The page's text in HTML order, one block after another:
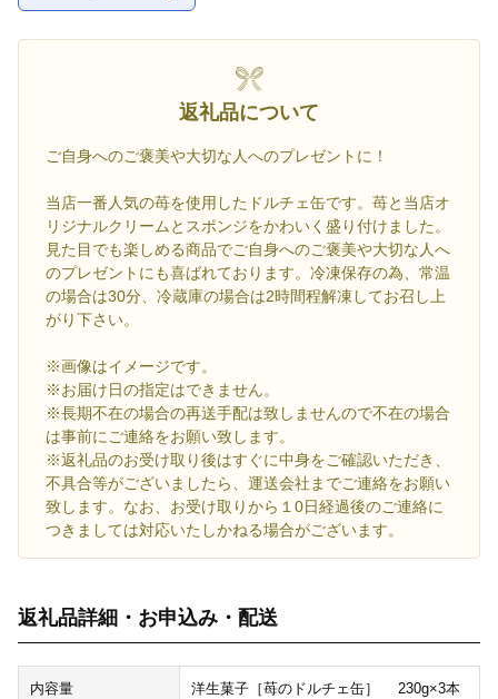
返礼品について
ご自身へのご褒美や大切な人へのプレゼントに！
当店一番人気の苺を使用したドルチェ缶です。苺と当店オ
リジナルクリームとスポンジをかわいく盛り付けました。
見た目でも楽しめる商品でご自身へのご褒美や大切な人へ
のプレゼントにも喜ばれております。冷凍保存の為、常温
の場合は30分、冷蔵庫の場合は2時間程解凍してお召し上
がり下さい。
※画像はイメージです。
※お届け日の指定はできません。
※長期不在の場合の再送手配は致しませんので不在の場合
は事前にご連絡をお願い致します。
※返礼品のお受け取り後はすぐに中身をご確認いただき、
不具合等がございましたら、運送会社までご連絡をお願い
致します。なお、お受け取りから１0日経過後のご連絡に
つきましては対応いたしかねる場合がございます。
返礼品詳細・お申込み・配送
内容量 洋生菓子［苺のドルチェ缶］ 230g×3本